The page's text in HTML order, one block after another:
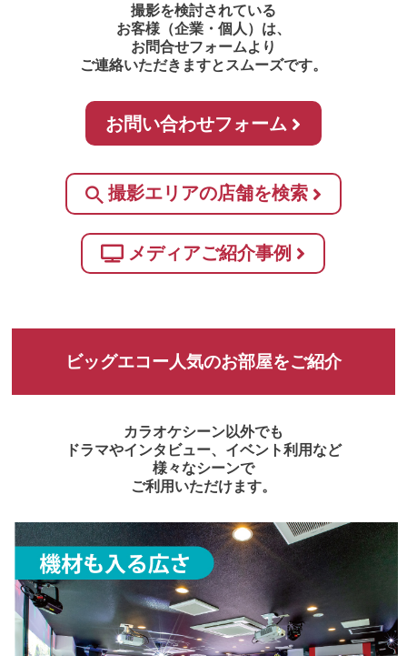
撮影を検討されている
お客様（企業・個人）は、
お問合せフォームより
ご連絡いただきますとスムーズです。
お問い合わせフォーム
撮影エリアの店舗を検索
メディアご紹介事例
ビッグエコー人気のお部屋をご紹介
カラオケシーン以外でも
ドラマやインタビュー、イベント利用など
様々なシーンで
ご利用いただけます。